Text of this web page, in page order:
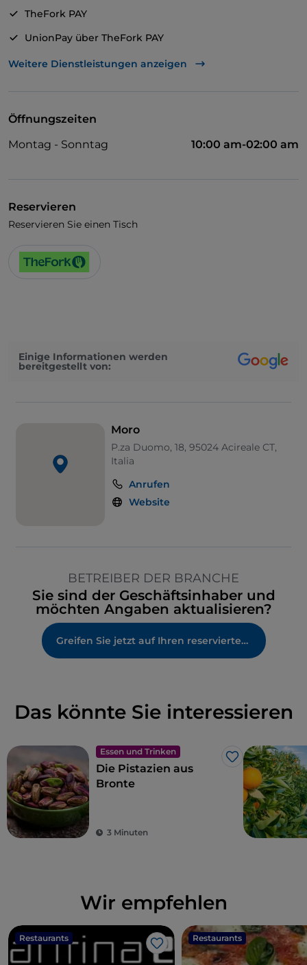
TheFork PAY
UnionPay über TheFork PAY
Cocktail
Weitere Dienstleistungen anzeigen
Öffnungszeiten
Montag - Sonntag
10:00 am-02:00 am
Reservieren
Reservieren Sie einen Tisch
Einige Informationen werden
bereitgestellt von:
Moro
P.za Duomo, 18, 95024 Acireale CT,
Italia
Anrufen
Website
BETREIBER DER BRANCHE
Sie sind der Geschäftsinhaber und
möchten Angaben aktualisieren?
Greifen Sie jetzt auf Ihren reservierten Bereich zu
Das könnte Sie interessieren
Essen und Trinken
Like
Die Pistazien aus
Bronte
3 Minuten
Wir empfehlen
Restaurants
Like
Restaurants